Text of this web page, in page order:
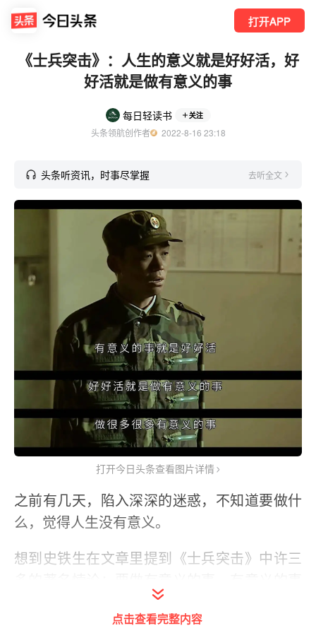
打开APP
《士兵突击》：人生的意义就是好好活，好
好活就是做有意义的事
每日轻读书 关注
头条领航创作者
  2022-8-16 23:18
头条听资讯，时事尽掌握 去听全文
打开今日头条查看图片详情
之前有几天，陷入深深的迷惑，不知道要做什
么，觉得人生没有意义。
想到史铁生在文章里提到《士兵突击》中许三
就是好好活，好好活就是做有意义的事儿。
点击查看完整内容